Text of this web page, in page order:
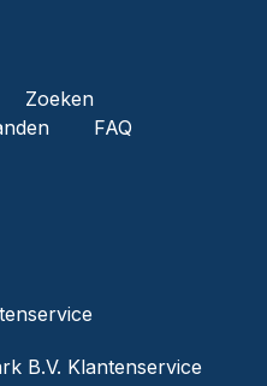
Zoeken
FAQ
B.V. Klantenservice